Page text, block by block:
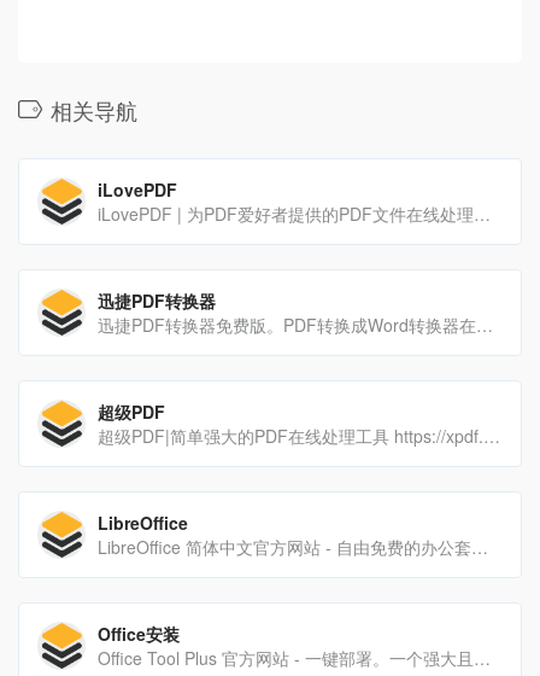
相关导航
iLovePDF
iLovePDF | 为PDF爱好者提供的PDF文件在线处理工具。完全免费、易于使用、丰富的PDF处理工具，包括：合并、拆分、压缩、转换、旋转和解锁PDF文件，以及给PDF文件添加水印的工具等。仅需几秒钟即可完成。
迅捷PDF转换器
迅捷PDF转换器免费版。PDF转换成Word转换器在线免费 - 在线word转pdf转换器 - https://app.xunjiepdf.com/
超级PDF
超级PDF|简单强大的PDF在线处理工具 https://xpdf.cn/。PDF转Word|在线免费PDF转Word
LibreOffice
LibreOffice 简体中文官方网站 - 自由免费的办公套件 .对个人和企业均免费，不用支付授权费用。 LibreOffice 国际化的开源项目， 由来自全球的社区成员参与开发。
Office安装
Office Tool Plus 官方网站 - 一键部署。一个强大且实用的 Office 部署工具。使用 Office Tool Plus，您可以轻松配置 Office 的安装